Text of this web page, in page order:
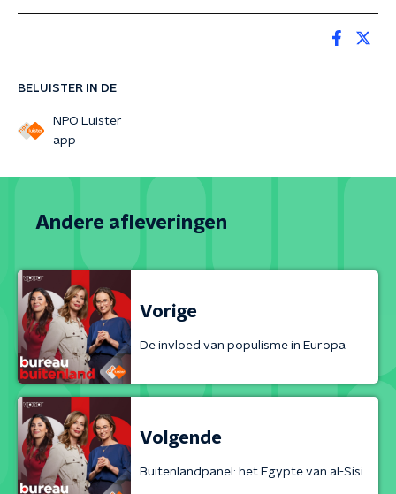
BELUISTER IN DE
NPO Luister
app
Andere afleveringen
Vorige
De invloed van populisme in Europa
Volgende
Buitenlandpanel: het Egypte van al-Sisi